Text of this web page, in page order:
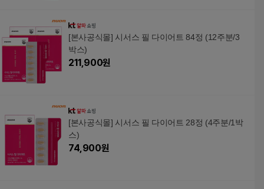
[본사공식몰] 시서스 필 다이어트 84정 (12주분/3
박스)
211,900원
[본사공식몰] 시서스 필 다이어트 28정 (4주분/1박
스)
74,900원